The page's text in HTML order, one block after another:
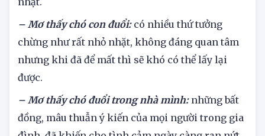
hàng xóm xung quanh chỉ vì những chuyện nhỏ
nhặt.
– Mơ thấy chó con đuổi:có nhiều thứ tưởng
chừng như rất nhỏ nhặt, không đáng quan tâm
nhưng khi đã để mất thì sẽ khó có thể lấy lại
được.
– Mơ thấy chó đuổi trong nhà mình:những bất